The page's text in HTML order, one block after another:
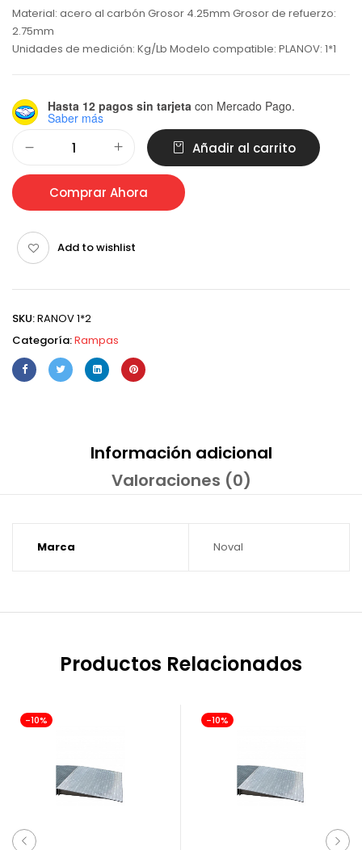
Material: acero al carbón Grosor 4.25mm Grosor de refuerzo:
2.75mm
Unidades de medición: Kg/Lb Modelo compatible: PLANOV: 1*1
Hasta 12 pagos sin tarjeta con Mercado Pago.
Saber más
Añadir al carrito
Comprar Ahora
Add to wishlist
SKU:RANOV 1*2
Categoría:Rampas
Información adicional
Valoraciones (0)
Marca Noval
Productos Relacionados
-10% -10%